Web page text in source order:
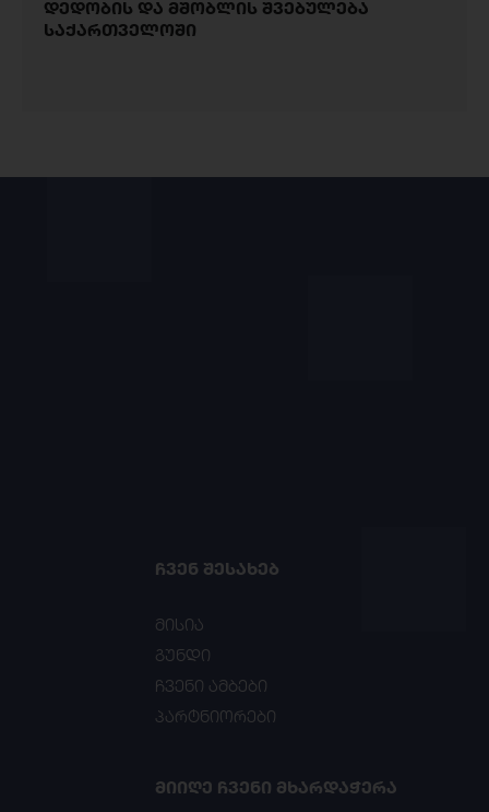
დედობის და მშობლის შვებულება
საქართველოში
ᲩᲕᲔᲜ ᲨᲔᲡᲐᲮᲔᲑ
მისია
გუნდი
ჩვენი ამბები
პარტნიორები
ᲛᲘᲘᲦᲔ ᲩᲕᲔᲜᲘ ᲛᲮᲐᲠᲓᲐᲭᲔᲠᲐ